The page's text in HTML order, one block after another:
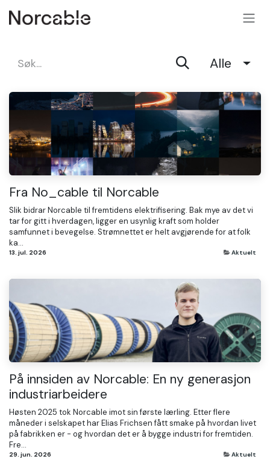
Alle
Fra No_cable til Norcable
Slik bidrar Norcable til fremtidens elektrifisering. Bak mye av det vi
tar for gitt i hverdagen, ligger en usynlig kraft som holder
samfunnet i bevegelse. Strømnettet er helt avgjørende for at folk
ka...
13. jul. 2026 Aktuelt
På innsiden av Norcable: En ny generasjon
industriarbeidere
Høsten 2025 tok Norcable imot sin første lærling. Etter flere
måneder i selskapet har Elias Frichsen fått smake på hvordan livet
på fabrikken er - og hvordan det er å bygge industri for fremtiden.
Fre...
29. jun. 2026 Aktuelt